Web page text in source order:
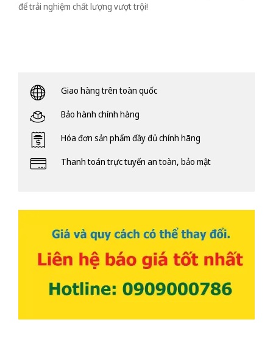
để trải nghiệm chất lượng vượt trội!
Giao hàng trên toàn quốc
Bảo hành chính hàng
Hóa đơn sản phẩm đầy đủ chính hãng
Thanh toán trực tuyến an toàn, bảo mật